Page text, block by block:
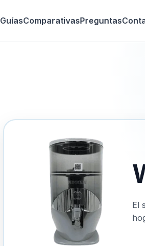
GuíasComparativasPreguntas
El